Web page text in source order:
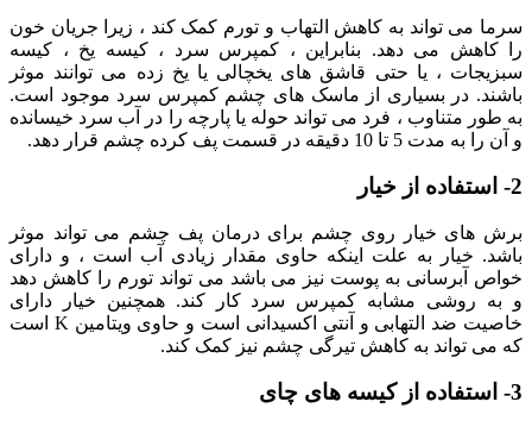
سرما می تواند به کاهش التهاب و تورم کمک کند ، زیرا جریان خون
را کاهش می دهد. بنابراین ، کمپرس سرد ، کیسه یخ ، کیسه
سبزیجات ، یا حتی قاشق های یخچالی یا یخ زده می توانند موثر
باشند. در بسیاری از ماسک های چشم کمپرس سرد موجود است.
به طور متناوب ، فرد می تواند حوله یا پارچه را در آب سرد خیسانده
و آن را به مدت 5 تا 10 دقیقه در قسمت پف کرده چشم قرار دهد.
2- استفاده از خیار
برش های خیار روی چشم برای درمان پف چشم می تواند موثر
باشد. خیار به علت اینکه حاوی مقدار زیادی آب است ، و دارای
خواص آبرسانی به پوست نیز می باشد می تواند تورم را کاهش دهد
و به روشی مشابه کمپرس سرد کار کند. همچنین خیار دارای
خاصیت ضد التهابی و آنتی اکسیدانی است و حاوی ویتامین K است
که می تواند به کاهش تیرگی چشم نیز کمک کند.
3- استفاده از کیسه های چای